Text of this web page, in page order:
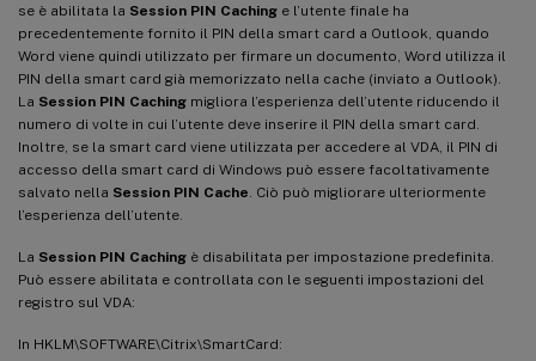
se è abilitata la Session PIN Caching e l’utente finale ha
precedentemente fornito il PIN della smart card a Outlook, quando
Word viene quindi utilizzato per firmare un documento, Word utilizza il
PIN della smart card già memorizzato nella cache (inviato a Outlook).
La Session PIN Caching migliora l’esperienza dell’utente riducendo il
numero di volte in cui l’utente deve inserire il PIN della smart card.
Inoltre, se la smart card viene utilizzata per accedere al VDA, il PIN di
accesso della smart card di Windows può essere facoltativamente
salvato nella Session PIN Cache . Ciò può migliorare ulteriormente
l’esperienza dell’utente.
La Session PIN Caching è disabilitata per impostazione predefinita.
Può essere abilitata e controllata con le seguenti impostazioni del
registro sul VDA:
In HKLM\SOFTWARE\Citrix\SmartCard: